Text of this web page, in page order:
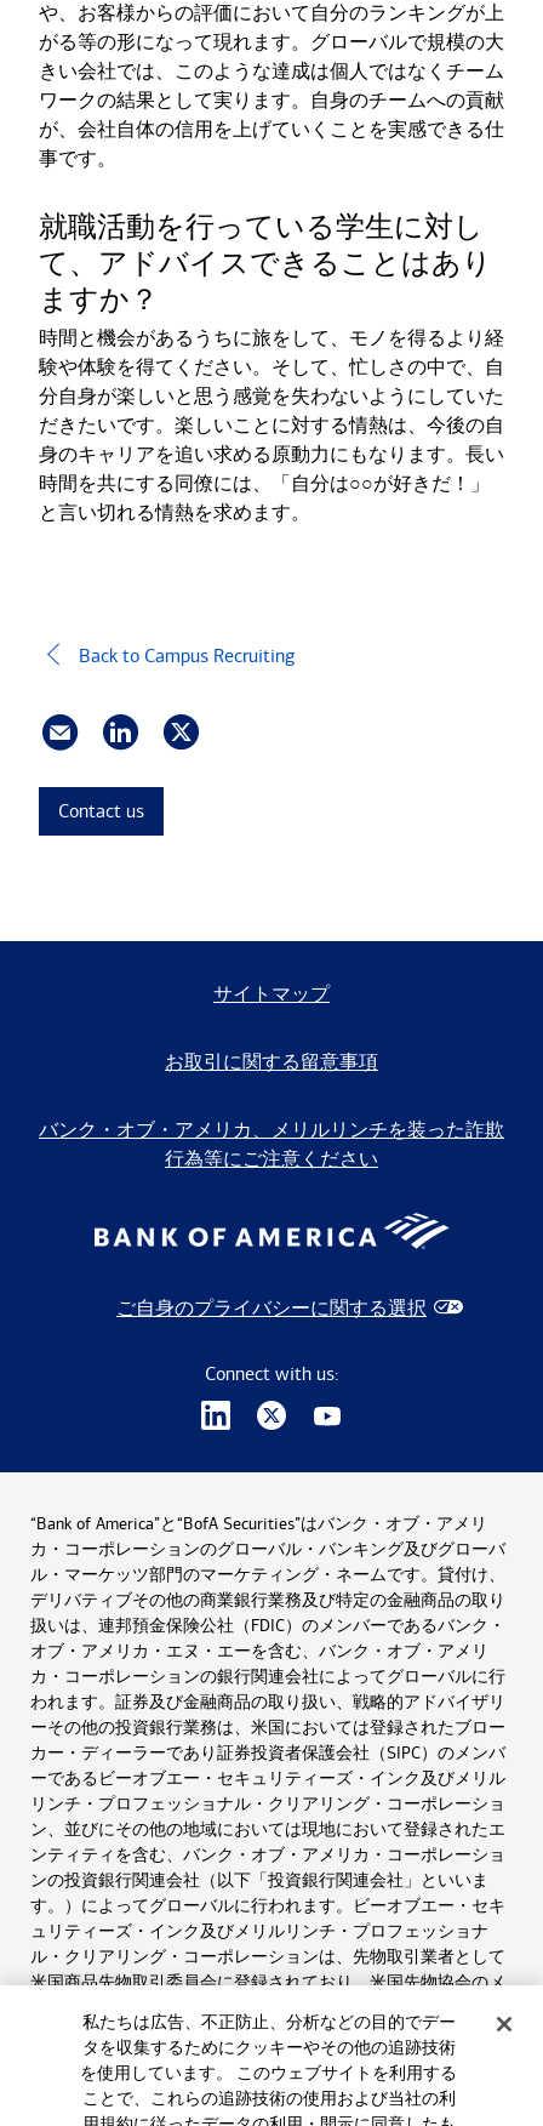
や、お客様からの評価において自分のランキングが上
がる等の形になって現れます。グローバルで規模の大
きい会社では、このような達成は個人ではなくチーム
ワークの結果として実ります。自身のチームへの貢献
が、会社自体の信用を上げていくことを実感できる仕
事です。
就職活動を行っている学生に対し
て、アドバイスできることはあり
ますか？
時間と機会があるうちに旅をして、モノを得るより経
験や体験を得てください。そして、忙しさの中で、自
分自身が楽しいと思う感覚を失わないようにしていた
だきたいです。楽しいことに対する情熱は、今後の自
身のキャリアを追い求める原動力にもなります。長い
時間を共にする同僚には、「自分は○○が好きだ！」
と言い切れる情熱を求めます。
Back to Campus Recruiting
Contact us
サイトマップ
お取引に関する留意事項
バンク・オブ・アメリカ、メリルリンチを装った詐欺
行為等にご注意ください
ご自身のプライバシーに関する選択
Connect with us:
“Bank of America”と“BofA Securities”はバンク・オブ・アメリ
カ・コーポレーションのグローバル・バンキング及びグローバ
ル・マーケッツ部門のマーケティング・ネームです。貸付け、
デリバティブその他の商業銀行業務及び特定の金融商品の取り
扱いは、連邦預金保険公社（FDIC）のメンバーであるバンク・
オブ・アメリカ・エヌ・エーを含む、バンク・オブ・アメリ
カ・コーポレーションの銀行関連会社によってグローバルに行
われます。証券及び金融商品の取り扱い、戦略的アドバイザリ
ーその他の投資銀行業務は、米国においては登録されたブロー
カー・ディーラーであり証券投資者保護会社（SIPC）のメンバ
ーであるビーオブエー・セキュリティーズ・インク及びメリル
リンチ・プロフェッショナル・クリアリング・コーポレーショ
ン、並びにその他の地域においては現地において登録されたエ
ンティティを含む、バンク・オブ・アメリカ・コーポレーショ
ンの投資銀行関連会社（以下「投資銀行関連会社」といいま
す。）によってグローバルに行われます。ビーオブエー・セキ
ュリティーズ・インク及びメリルリンチ・プロフェッショナ
ル・クリアリング・コーポレーションは、先物取引業者として
米国商品先物取引委員会に登録されており、米国先物協会のメ
投資銀行関連会社によって提供される投資商品：
FDICによる保証なし＊価値下落のリスク有り＊銀行保証なし
私たちは広告、不正防止、分析などの目的でデー
タを収集するためにクッキーやその他の追跡技術
を使用しています。 このウェブサイトを利用する
ことで、これらの追跡技術の使用および当社の利